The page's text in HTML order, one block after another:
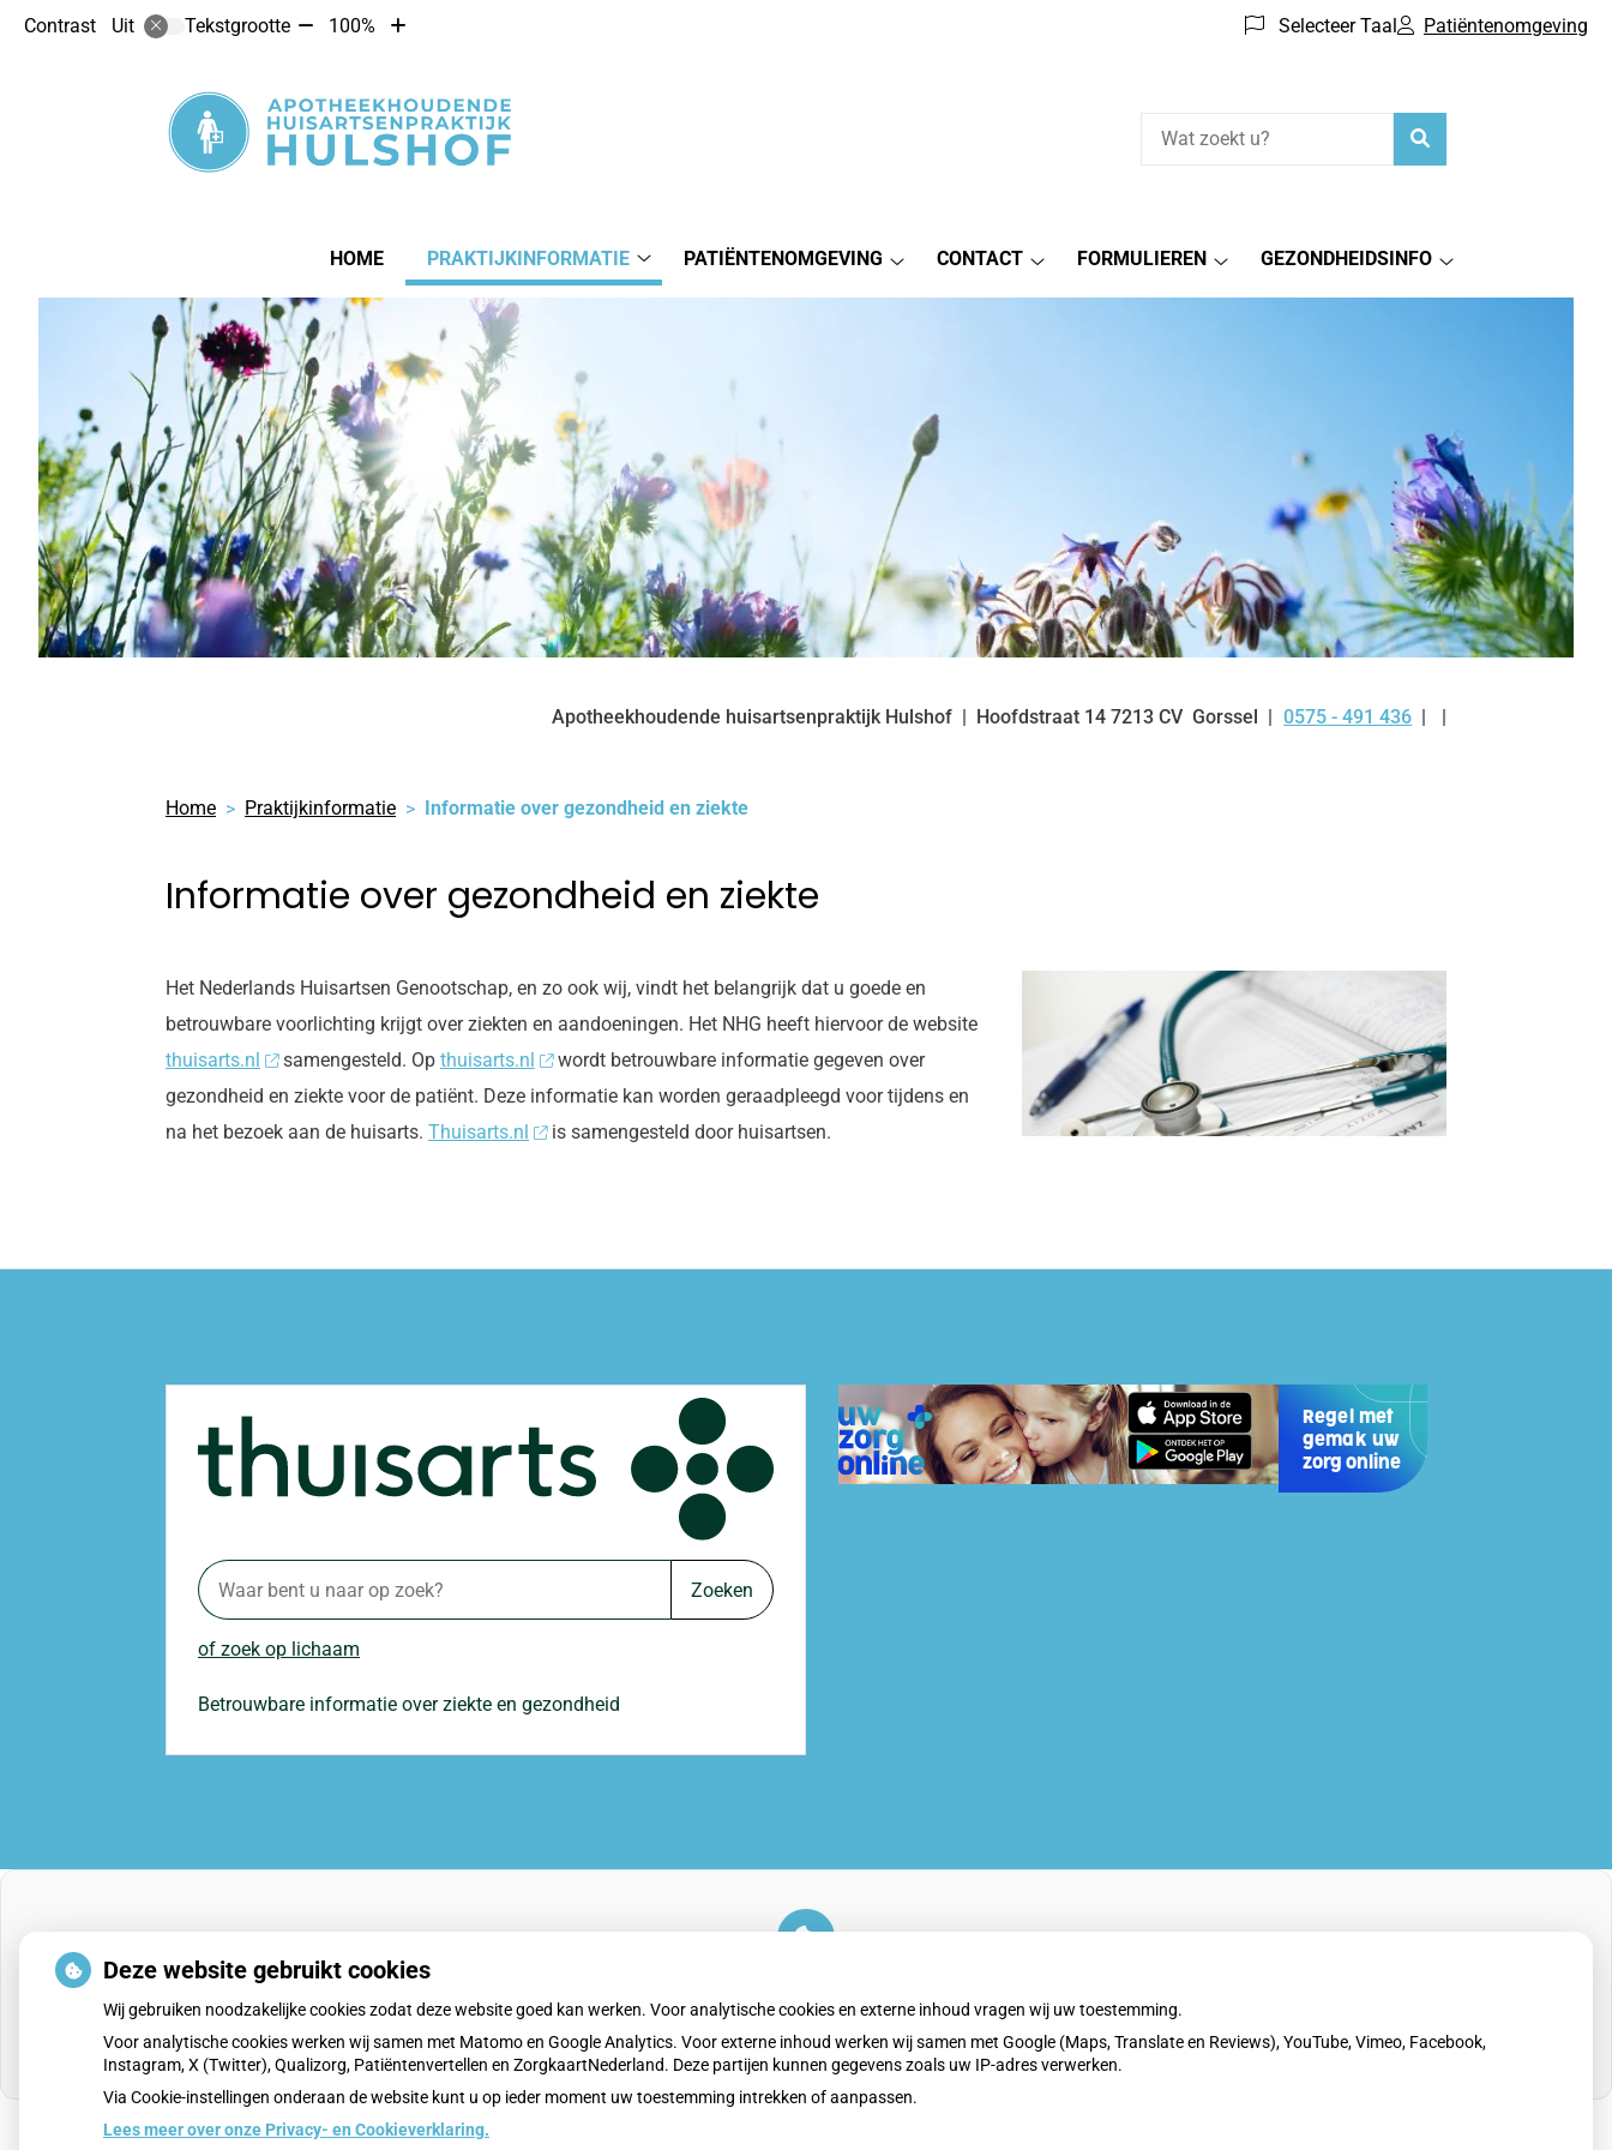
Contrast Uit Tekstgrootte Tekst
10%
100%
Tekst
10%
Selecteer Taal Patiëntenomgeving
HoofdmenuHOME
PRAKTIJKINFORMATIE
Praktijkinformatie
submenu
PATIËNTENOMGEVING
CONTACT
FORMULIEREN
GEZONDHEIDSINFO
Apotheekhoudende huisartsenpraktijk Hulshof Hoofdstraat 14 7213 CV Gorssel Tel:
0575 - 491 436
Home Praktijkinformatie Informatie over gezondheid en ziekte
Informatie over gezondheid en ziekte
Het Nederlands Huisartsen Genootschap, en zo ook wij, vindt het belangrijk dat u goede en
betrouwbare voorlichting krijgt over ziekten en aandoeningen. Het NHG heeft hiervoor de website
thuisarts.nl
samengesteld. Op thuisarts.nl
wordt betrouwbare informatie gegeven over
gezondheid en ziekte voor de patiënt. Deze informatie kan worden geraadpleegd voor tijdens en
na het bezoek aan de huisarts. Thuisarts.nl is samengesteld door huisartsen.
Zoeken
of zoek op lichaam
Betrouwbare informatie over ziekte en gezondheid
Uw
Zorg
Online
Regel met
gemak uw
zorg online
externe inhoud
die nodig is om dit te zien.
Cookie-instellingen wijzigen
Deze website gebruikt cookies
Wij gebruiken noodzakelijke cookies zodat deze website goed kan werken. Voor analytische cookies en externe inhoud vragen wij uw toestemming.
Voor analytische cookies werken wij samen met Matomo en Google Analytics. Voor externe inhoud werken wij samen met Google (Maps, Translate en Reviews), YouTube, Vimeo, Facebook,
Instagram, X (Twitter), Qualizorg, Patiëntenvertellen en ZorgkaartNederland. Deze partijen kunnen gegevens zoals uw IP-adres verwerken.
Via Cookie-instellingen onderaan de website kunt u op ieder moment uw toestemming intrekken of aanpassen.
Lees meer over onze Privacy- en Cookieverklaring.